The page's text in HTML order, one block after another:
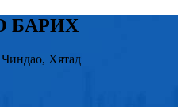
БАРИХ
Хятад